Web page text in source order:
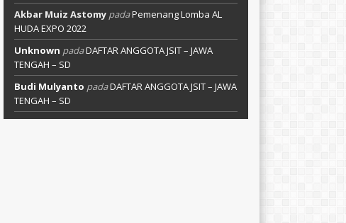
Akbar Muiz AstomypadaPemenang Lomba AL
HUDA EXPO 2022
Unknown padaDAFTAR ANGGOTA JSIT – JAWA
TENGAH – SD
Budi Mulyanto padaDAFTAR ANGGOTA JSIT – JAWA
TENGAH – SD